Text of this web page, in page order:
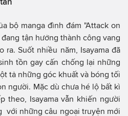
bộ manga đình đám "Attack on
tận hưởng thành công vang
ra. Suốt nhiều năm, Isayama đã
tồn gay cấn chống lại những
tả những góc khuất và bóng tối
người. Mặc dù chưa hé lộ bất kì
theo, Isayama vẫn khiến người
với những câu ngoại truyện mới